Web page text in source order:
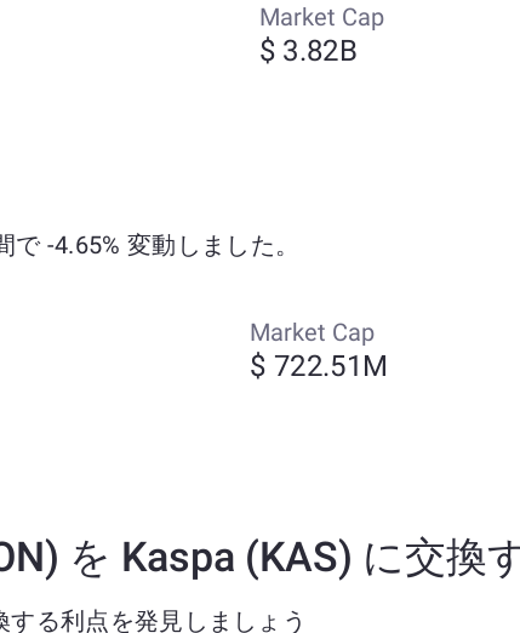
Market Cap
$ 3.82B
-4.65% 変動しました。
Market Cap
$ 722.51M
を Kaspa (KAS) に交換
る利点を発見しましょう